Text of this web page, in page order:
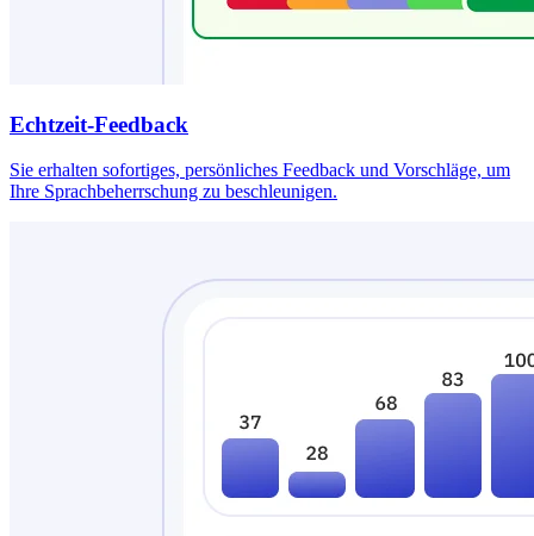
Echtzeit-Feedback
Sie erhalten sofortiges, persönliches Feedback und Vorschläge, um
Ihre Sprachbeherrschung zu beschleunigen.